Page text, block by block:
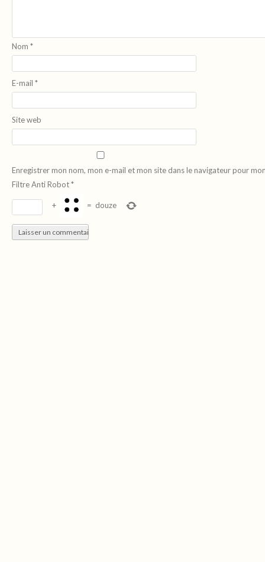
Nom *
E-mail *
Site web
Enregistrer mon nom, mon e-mail et mon site dans le navigateur pour
Filtre Anti Robot*
+ = douze